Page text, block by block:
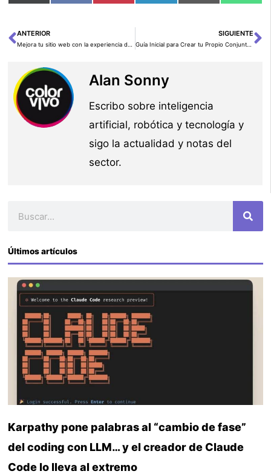
en
en
en
en
en
en
Ant
ANTERIOR SIGUIENTE
Alan Sonny
Escribo sobre inteligencia
artificial, robótica y tecnología y
sigo la actualidad y notas del
sector.
Últimos artículos
Karpathy pone palabras al “cambio de fase”
del coding con LLM… y el creador de Claude
Code lo lleva al extremo